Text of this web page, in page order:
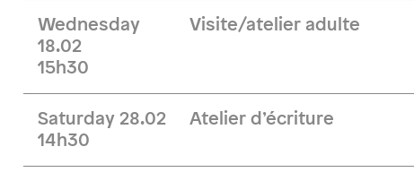
Wednesday
18.02
15h30
Visite/atelier adulte
Saturday 28.02
14h30
Atelier d’écriture